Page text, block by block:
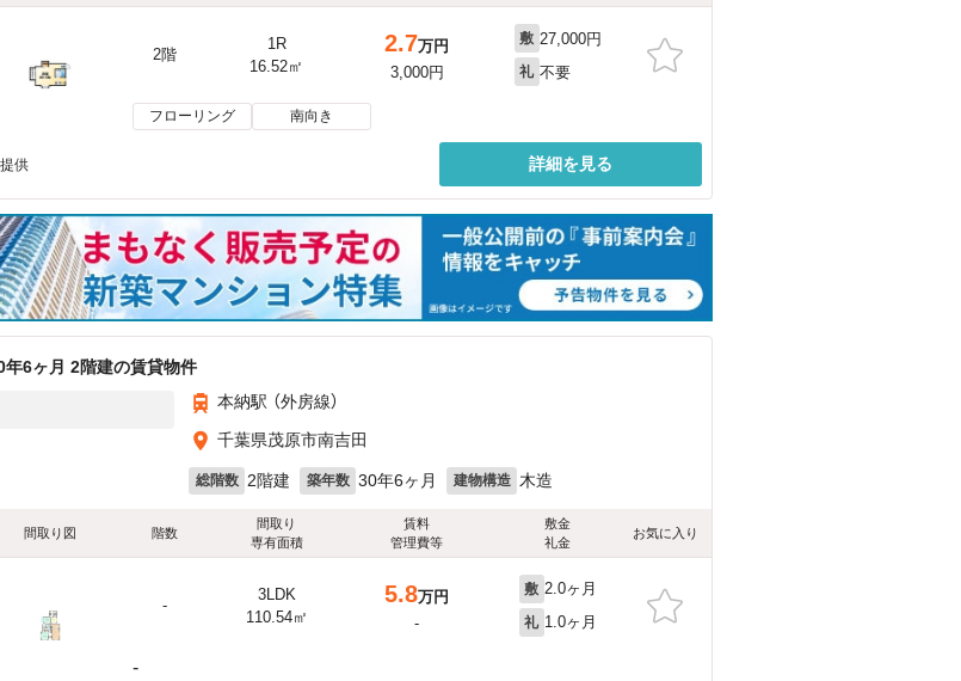
2階
1R
16.52㎡
2.7万円
3,000円
敷 27,000円
礼 不要
フローリング 南向き
提供 詳細を見る
年6ヶ月 2階建の賃貸物件
本納駅 （外房線）
千葉県茂原市南吉田
総階数 2階建 築年数 30年6ヶ月 建物構造 木造
間取り図 階数
間取り
専有面積
賃料
管理費等
敷金
礼金
お気に入り
-
3LDK
110.54㎡
5.8万円
-
敷 2.0ヶ月
礼 1.0ヶ月
-